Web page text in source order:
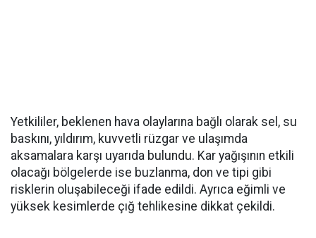
Yetkililer, beklenen hava olaylarına bağlı olarak sel, su
baskını, yıldırım, kuvvetli rüzgar ve ulaşımda
aksamalara karşı uyarıda bulundu. Kar yağışının etkili
olacağı bölgelerde ise buzlanma, don ve tipi gibi
risklerin oluşabileceği ifade edildi. Ayrıca eğimli ve
yüksek kesimlerde çığ tehlikesine dikkat çekildi.